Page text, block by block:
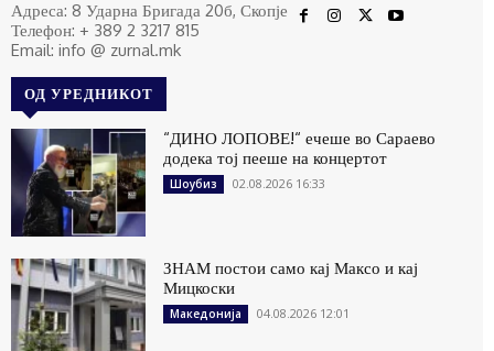
Адреса: 8 Ударна Бригада 20б, Скопје
Телефон: + 389 2 3217 815
Email: info @ zurnal.mk
ОД УРЕДНИКОТ
“ДИНО ЛОПОВЕ!“ ечеше во Сараево
додека тој пееше на концертот
Шоубиз 02.08.2026 16:33
ЗНАМ постои само кај Максо и кај
Мицкоски
Македонија 04.08.2026 12:01